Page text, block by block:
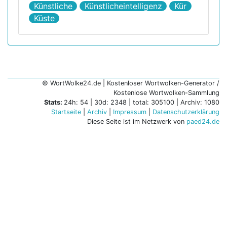
Künstliche
Künstlicheintelligenz
Kür
Küste
© WortWolke24.de | Kostenloser Wortwolken-Generator /
Kostenlose Wortwolken-Sammlung
Stats: 24h: 54 | 30d: 2348 | total: 305100 | Archiv: 1080
Startseite
Archiv Impressum
Datenschutzerklärung
Diese Seite ist im Netzwerk von paed24.de